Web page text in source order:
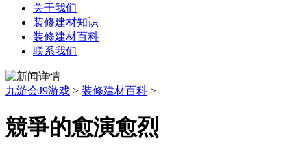
关于我们
装修建材知识
装修建材百科
联系我们
九游会J9游戏 > 装修建材百科 >
競爭的愈演愈烈